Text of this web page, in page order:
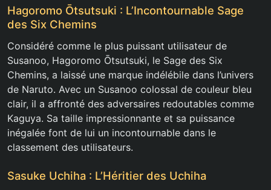
Hagoromo Ōtsutsuki : L’Incontournable Sage
des Six Chemins
Considéré comme le plus puissant utilisateur de
Susanoo, Hagoromo Ōtsutsuki, le Sage des Six
Chemins, a laissé une marque indélébile dans l’univers
de Naruto. Avec un Susanoo colossal de couleur bleu
clair, il a affronté des adversaires redoutables comme
Kaguya. Sa taille impressionnante et sa puissance
inégalée font de lui un incontournable dans le
classement des utilisateurs.
Sasuke Uchiha : L’Héritier des Uchiha